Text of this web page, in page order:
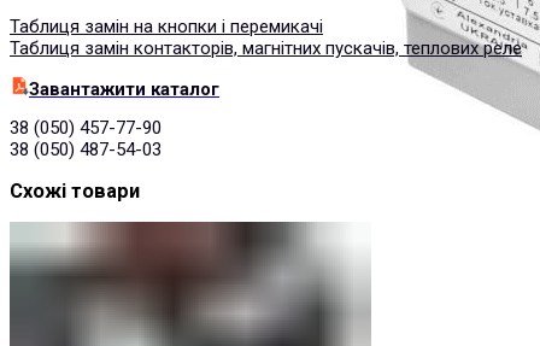
Таблиця замін на кнопки і перемикачі
Таблиця замін контакторів, магнітних пускачів, теплових реле
Завантажити каталог
38 (050) 457-77-90
38 (050) 487-54-03
Схожі товари